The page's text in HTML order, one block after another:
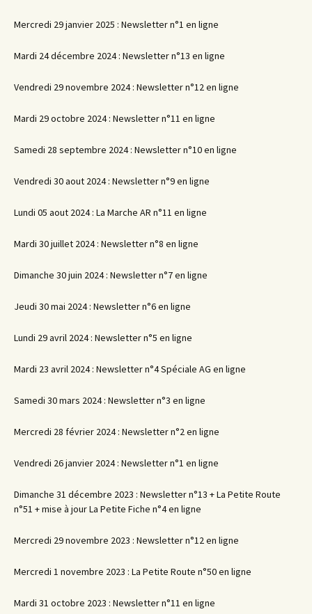
Mercredi 29 janvier 2025 : Newsletter n°1 en ligne
Mardi 24 décembre 2024 : Newsletter n°13 en ligne
Vendredi 29 novembre 2024 : Newsletter n°12 en ligne
Mardi 29 octobre 2024 : Newsletter n°11 en ligne
Samedi 28 septembre 2024 : Newsletter n°10 en ligne
Vendredi 30 aout 2024 : Newsletter n°9 en ligne
Lundi 05 aout 2024 : La Marche AR n°11 en ligne
Mardi 30 juillet 2024 : Newsletter n°8 en ligne
Dimanche 30 juin 2024 : Newsletter n°7 en ligne
Jeudi 30 mai 2024 : Newsletter n°6 en ligne
Lundi 29 avril 2024 : Newsletter n°5 en ligne
Mardi 23 avril 2024 : Newsletter n°4 Spéciale AG en ligne
Samedi 30 mars 2024 : Newsletter n°3 en ligne
Mercredi 28 février 2024 : Newsletter n°2 en ligne
Vendredi 26 janvier 2024 : Newsletter n°1 en ligne
Dimanche 31 décembre 2023 : Newsletter n°13 + La Petite Route
n°51 + mise à jour La Petite Fiche n°4 en ligne
Mercredi 29 novembre 2023 : Newsletter n°12 en ligne
Mercredi 1 novembre 2023 : La Petite Route n°50 en ligne
Mardi 31 octobre 2023 : Newsletter n°11 en ligne